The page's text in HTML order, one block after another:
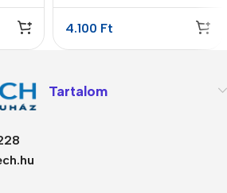
4.100 Ft
Tartalom